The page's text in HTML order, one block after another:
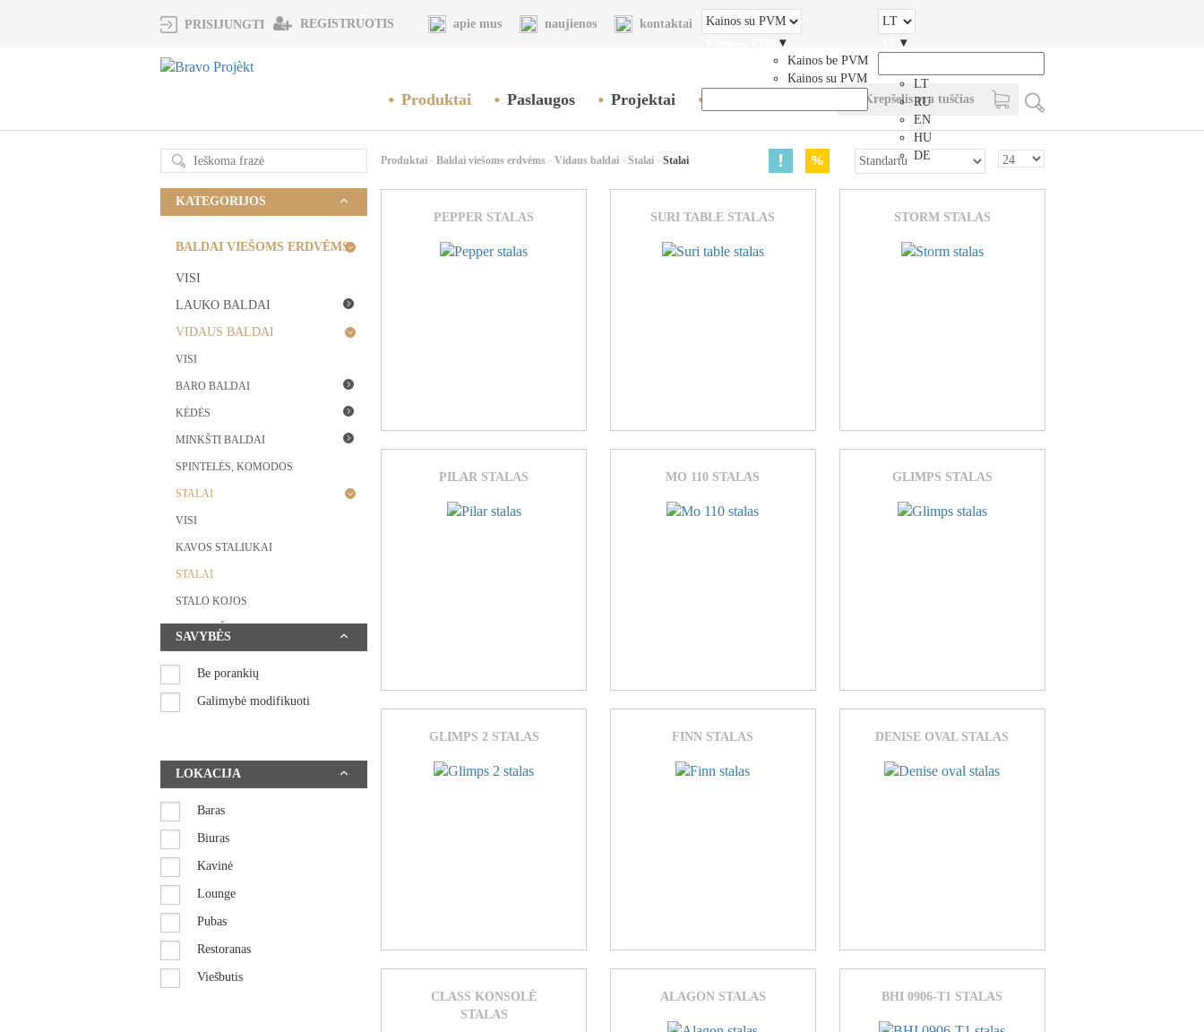
PRISIJUNGTI REGISTRUOTIS apie mus naujienos kontaktai
▾
Kainos be PVM
Kainos su PVM
▾
LT
RU
EN
HU
DE
Produktai Paslaugos Projektai Krepšelis yra tuščias
Produktai > Baldai viešoms erdvėms > Vidaus baldai >Stalai >Stalai
KATEGORIJOS
BALDAI VIEŠOMS ERDVĖMS
VISI
LAUKO BALDAI
VIDAUS BALDAI
VISI
BARO BALDAI
KĖDĖS
MINKŠTI BALDAI
SPINTELĖS, KOMODOS
STALAI
VISI
KAVOS STALIUKAI
STALAI
STALO KOJOS
STALVIRŠIAI
SUOLIUKAI
HORECA BALDŲ SISTEMOS
BIURO BALDAI
IŠPARDAVIMAS
SKĖČIAI
SAVYBĖS
Be porankių
Galimybė modifikuoti
LOKACIJA
Baras
Biuras
Kavinė
Lounge
Pubas
Restoranas
Viešbutis
PEPPER STALAS SURI TABLE STALAS STORM STALAS
PILAR STALAS MO 110 STALAS GLIMPS STALAS
GLIMPS 2 STALAS FINN STALAS DENISE OVAL STALAS
CLASS KONSOLĖ
STALAS
ALAGON STALAS BHI 0906-T1 STALAS